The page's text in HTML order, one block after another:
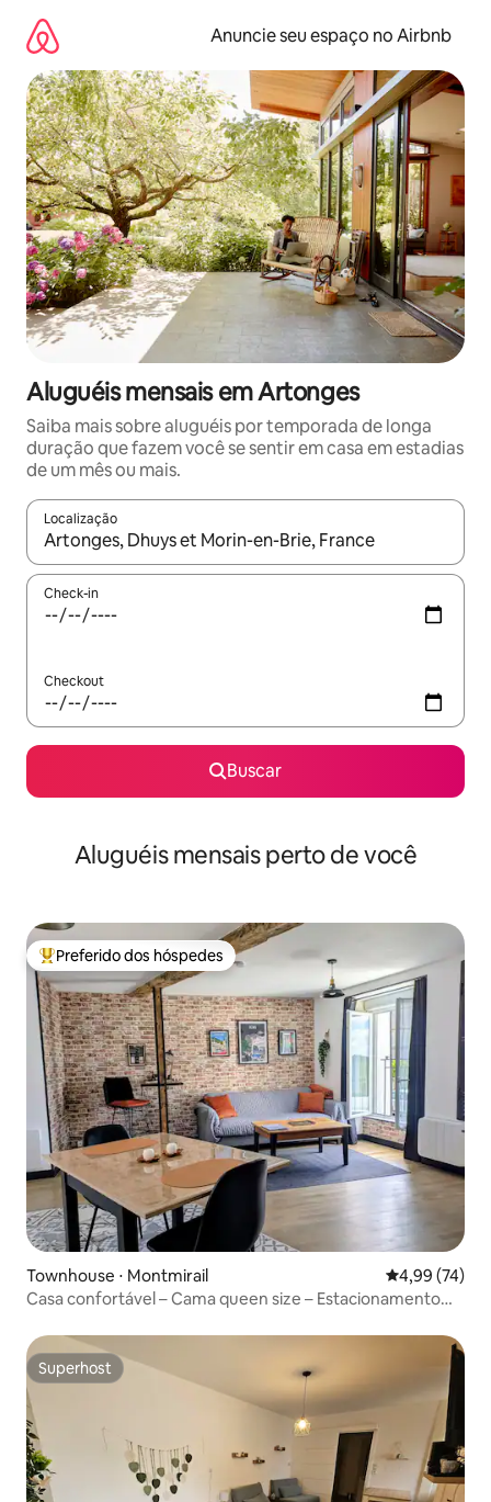
para
conteúdo
Anuncie seu espaço no Airbnb
Aluguéis mensais em Artonges
Saiba mais sobre aluguéis por temporada de longa
duração que fazem você se sentir em casa em estadias
de um mês ou mais.
Localização
Quando os resultados estiverem disponíveis, explore-os
Check-in
Checkout
Buscar
Aluguéis mensais perto de você
Entre os melhores preferidos dos hóspedes
Preferido dos hóspedes
Townhouse ⋅ Montmirail 4,99 de uma
4,99 (74)
Casa confortável – Cama queen size – Estacionamento
Superhost
Superhost